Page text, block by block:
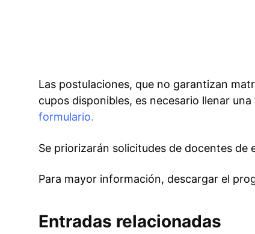
Las postulaciones, que no garantizan
cupos disponibles, es necesario llenar
formulario.
Se priorizarán solicitudes de docentes
Para mayor información, descargar el
Entradas relacionadas